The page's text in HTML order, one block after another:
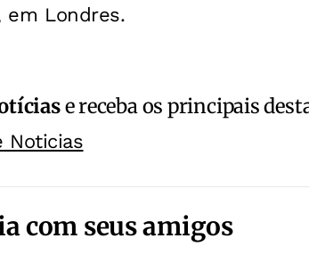
em Londres.
e receba os principais
Noticias
com seus amigos